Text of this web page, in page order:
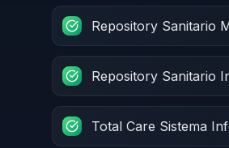
Repository Sanitario
Repository Sanitario
Total Care Sistema